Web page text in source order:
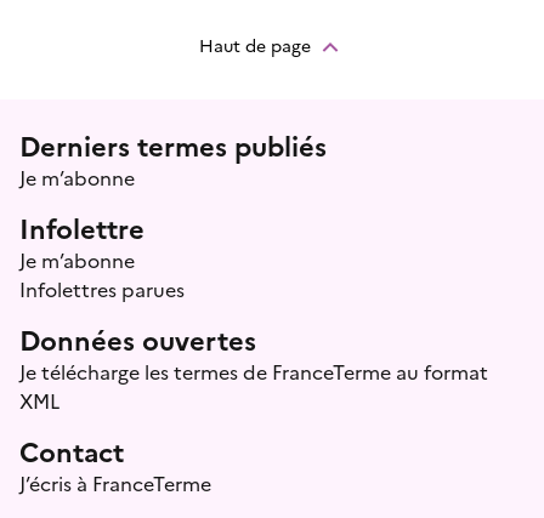
Haut de page
Menu prefooter
Derniers termes publiés
Je m’abonne
Infolettre
Je m’abonne
Infolettres parues
Données ouvertes
Je télécharge les termes de FranceTerme au format
XML
Contact
J’écris à FranceTerme